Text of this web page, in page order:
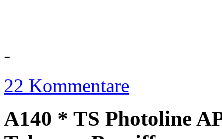
-
22 Kommentare
A140 * TS Photoline